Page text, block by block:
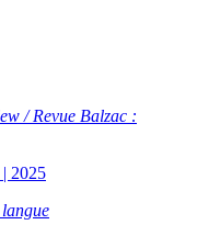
/ Revue Balzac :
2025